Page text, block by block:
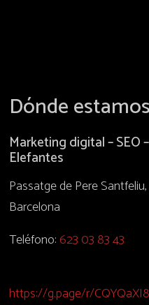
Dónde
Marketing digital – SEO
Elefantes
Passatge de Pere
Barcelona
Teléfono: 623 03 83 43
https://g.page/r/